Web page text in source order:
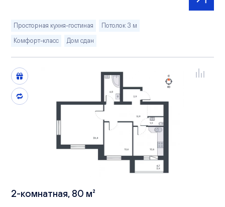
Просторная кухня-гостиная
Потолок 3 м
Комфорт-класс
Дом сдан
2-комнатная, 80 м²